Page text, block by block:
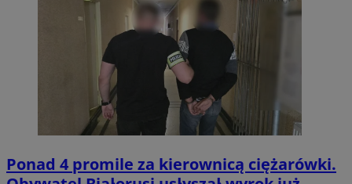
Ponad 4 promile za kierownicą ciężarówki.